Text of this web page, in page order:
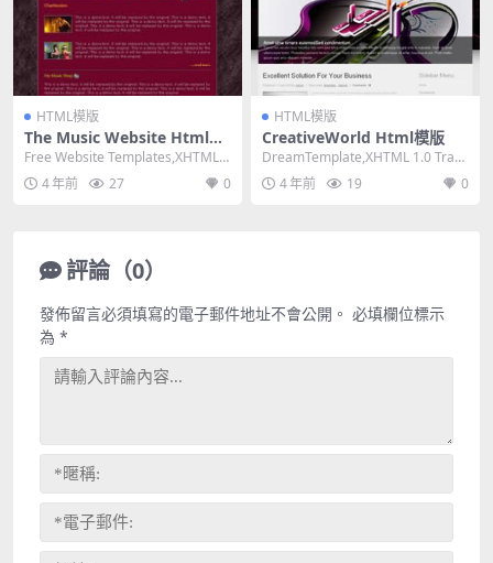
HTML模版
The Music Website Html模
版
Free Website Templates,XHTML
1.0 Strict,...
4 年前 27 0
HTML模版
CreativeWorld Html模版
DreamTemplate,XHTML 1.0 Trans
itional,Fix...
4 年前 19 0
評論（0）
發佈留言必須填寫的電子郵件地址不會公開。 必填欄位標示
為 *